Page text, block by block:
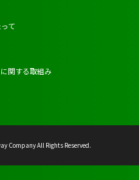
て
関する取組み
Company All Rights Reserved.